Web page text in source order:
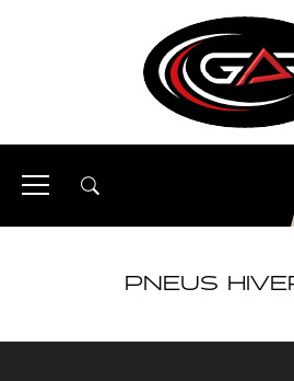
PNEUS